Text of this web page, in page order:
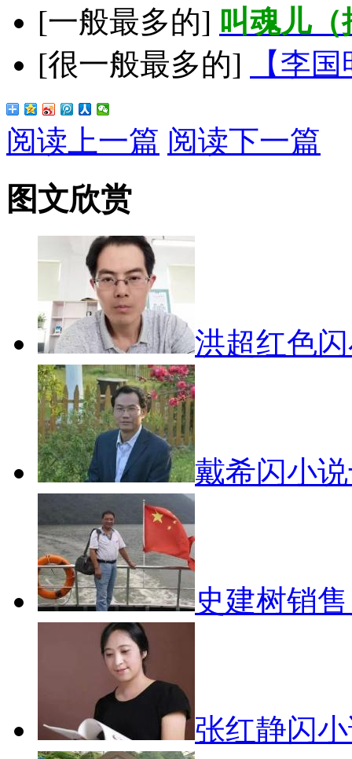
[一般最多的] 叫魂儿
[很一般最多的]
【李
阅读上一篇 阅读下一篇
图文欣赏
洪超红色
戴希闪小
史建树销
张红静闪